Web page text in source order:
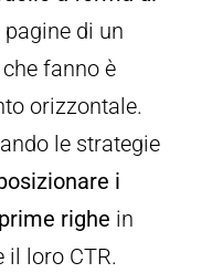
di un
fanno è
orizzontale.
le strategie
i
righe in
il loro CTR.